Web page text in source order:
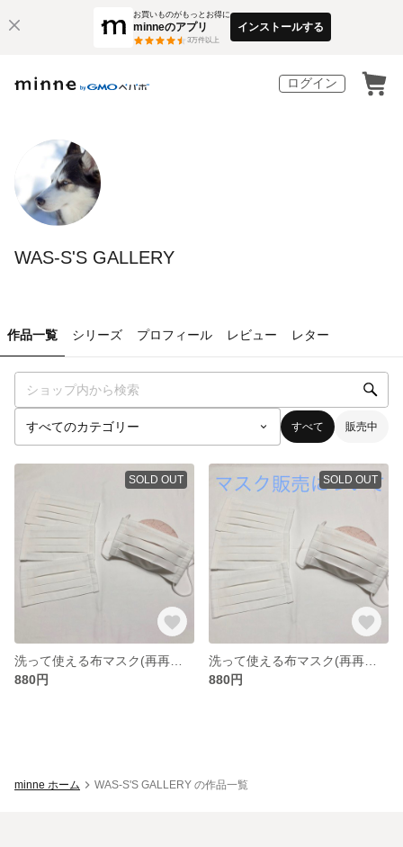
お買いものがもっとお得に
minneのアプリ
3万件以上
インストールする
ログイン
WAS-S'S GALLERY
作品一覧 シリーズ プロフィール レビュー レター
すべて 販売中
SOLD OUT
880円
SOLD OUT
880円
minne ホーム WAS-S'S GALLERY の作品一覧